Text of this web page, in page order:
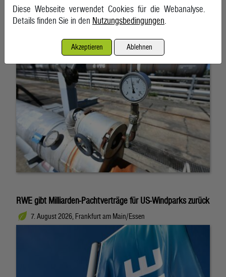
Energieimporte trieben im Mai die Einfuhren an
RWE gibt Milliarden-Pachtverträge für US-Windparks zurück
7. August 2026, Frankfurt am Main/Essen
Diese Webseite verwendet Cookies für die Webanalyse.
Details finden Sie in den Nutzungsbedingungen.
Akzeptieren Ablehnen